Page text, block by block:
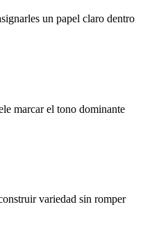
un papel claro dentro
marcar el tono dominante
variedad sin romper